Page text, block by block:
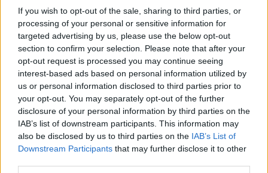
If you wish to opt-out of the sale, sharing to third parties, or
processing of your personal or sensitive information for
targeted advertising by us, please use the below opt-out
section to confirm your selection. Please note that after your
opt-out request is processed you may continue seeing
interest-based ads based on personal information utilized by
us or personal information disclosed to third parties prior to
your opt-out. You may separately opt-out of the further
disclosure of your personal information by third parties on the
IAB’s list of downstream participants. This information may
also be disclosed by us to third parties on the IAB’s List of
Downstream Participants that may further disclose it to other
titkosszolga állítja: politikai
lejáratásra gyűjthettek anyagokat
az AH-nál (videó)
L 1perc
A Partizán interjújában megszólaló kecskeméti
Sebők Krisztián
– aki korábban az
Alkotmányvédelmi Hivatalnál és a Magyar
Bírósági Végrehajtói Karnál dolgozott – egy